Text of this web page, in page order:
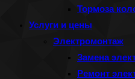
Тормоза
Услуги и цены
Электромонтаж
Замена
Ремонт